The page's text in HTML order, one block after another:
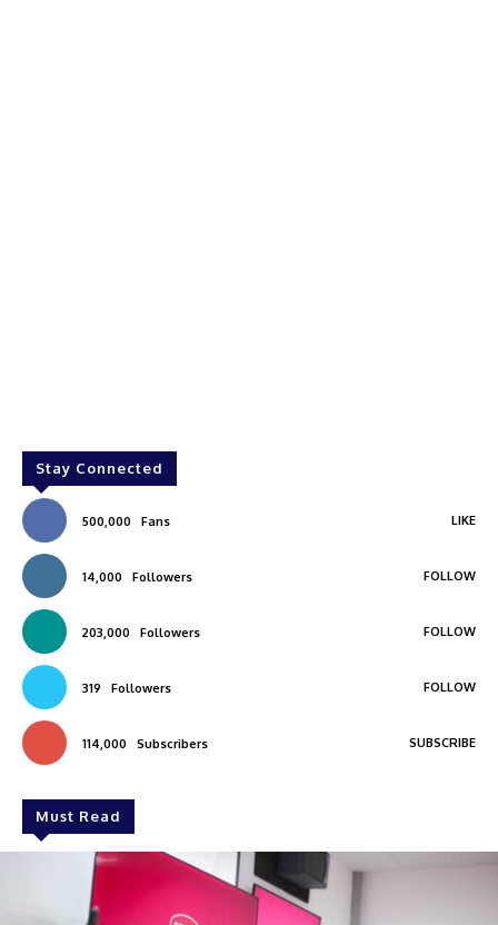
Stay Connected
500,000 Fans LIKE
14,000 Followers FOLLOW
203,000 Followers FOLLOW
319 Followers FOLLOW
114,000 Subscribers SUBSCRIBE
Must Read